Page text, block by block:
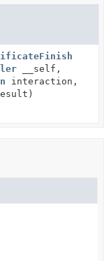
__self,
interaction,